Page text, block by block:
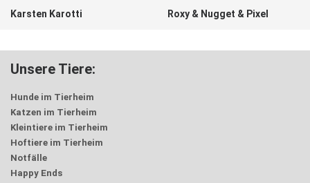
Karsten Karotti Roxy & Nugget & Pixel
Unsere Tiere:
Hunde im Tierheim
Katzen im Tierheim
Kleintiere im Tierheim
Hoftiere im Tierheim
Notfälle
Happy Ends